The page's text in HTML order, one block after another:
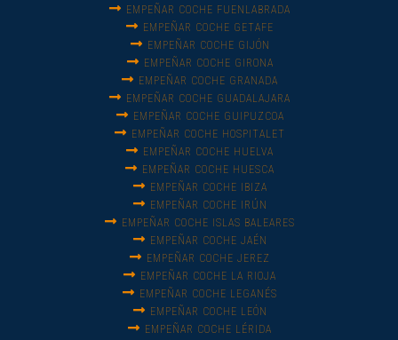
EMPEÑAR COCHE FUENLABRADA
EMPEÑAR COCHE GETAFE
EMPEÑAR COCHE GIJÓN
EMPEÑAR COCHE GIRONA
EMPEÑAR COCHE GRANADA
EMPEÑAR COCHE GUADALAJARA
EMPEÑAR COCHE GUIPUZCOA
EMPEÑAR COCHE HOSPITALET
EMPEÑAR COCHE HUELVA
EMPEÑAR COCHE HUESCA
EMPEÑAR COCHE IBIZA
EMPEÑAR COCHE IRÚN
EMPEÑAR COCHE ISLAS BALEARES
EMPEÑAR COCHE JAÉN
EMPEÑAR COCHE JEREZ
EMPEÑAR COCHE LA RIOJA
EMPEÑAR COCHE LEGANÉS
EMPEÑAR COCHE LEÓN
EMPEÑAR COCHE LÉRIDA